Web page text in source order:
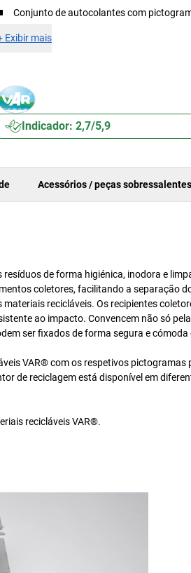
Conjunto de autocolantes com
Exibir mais
Indicador: 2,7/5,9
Acessórios / peças sobressalentes
de forma higiénica, inodora e
coletores, facilitando a separação
recicláveis. Os recipientes
ao impacto. Convencem não só
ser fixados de forma segura e
VAR® com os respetivos pictogramas
de reciclagem está disponível em
recicláveis VAR®.